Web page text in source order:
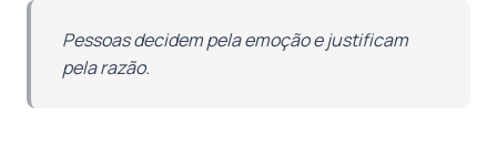
Pessoas decidem pela emoção e justificam
pela razão.